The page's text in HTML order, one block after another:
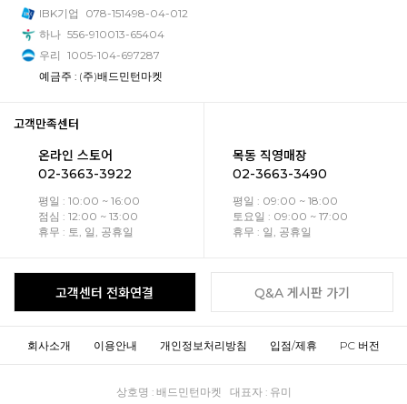
IBK기업
078-151498-04-012
하나 556-910013-65404
우리 1005-104-697287
예금주 : (주)배드민턴마켓
고객만족센터
온라인 스토어
02-3663-3922
평일 : 10:00 ~ 16:00
점심 : 12:00 ~ 13:00
휴무 : 토, 일, 공휴일
목동 직영매장
02-3663-3490
평일 : 09:00 ~ 18:00
토요일 : 09:00 ~ 17:00
휴무 : 일, 공휴일
고객센터 전화연결 Q&A 게시판 가기
회사소개 이용안내 개인정보처리방침 입점/제휴 PC 버전
상호명 : 배드민턴마켓 대표자 : 유미